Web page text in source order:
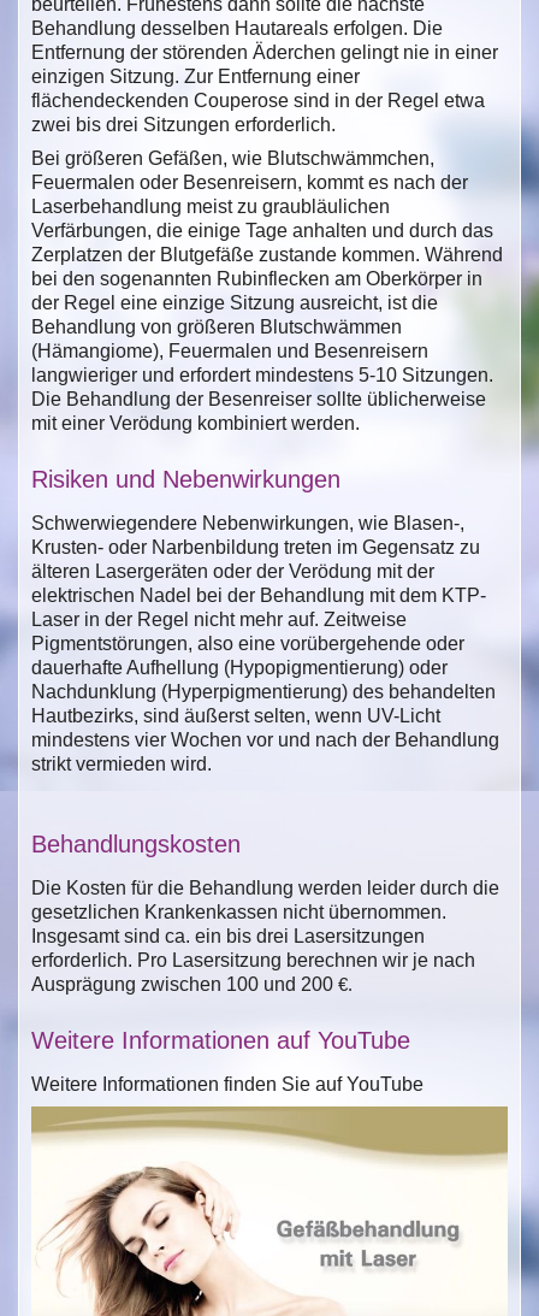
Behandlung desselben Hautareals erfolgen. Die
Entfernung der störenden Äderchen gelingt nie in einer
einzigen Sitzung. Zur Entfernung einer
flächendeckenden Couperose sind in der Regel etwa
zwei bis drei Sitzungen erforderlich.
Bei größeren Gefäßen, wie Blutschwämmchen,
Feuermalen oder Besenreisern, kommt es nach der
Laserbehandlung meist zu graubläulichen
Verfärbungen, die einige Tage anhalten und durch das
Zerplatzen der Blutgefäße zustande kommen. Während
bei den sogenannten Rubinflecken am Oberkörper in
der Regel eine einzige Sitzung ausreicht, ist die
Behandlung von größeren Blutschwämmen
(Hämangiome), Feuermalen und Besenreisern
langwieriger und erfordert mindestens 5-10 Sitzungen.
Die Behandlung der Besenreiser sollte üblicherweise
mit einer Verödung kombiniert werden.
Risiken und Nebenwirkungen
Schwerwiegendere Nebenwirkungen, wie Blasen-,
Krusten- oder Narbenbildung treten im Gegensatz zu
älteren Lasergeräten oder der Verödung mit der
elektrischen Nadel bei der Behandlung mit dem KTP-
Laser in der Regel nicht mehr auf. Zeitweise
Pigmentstörungen, also eine vorübergehende oder
dauerhafte Aufhellung (Hypopigmentierung) oder
Nachdunklung (Hyperpigmentierung) des behandelten
Hautbezirks, sind äußerst selten, wenn UV-Licht
mindestens vier Wochen vor und nach der Behandlung
strikt vermieden wird.
Behandlungskosten
Die Kosten für die Behandlung werden leider durch die
gesetzlichen Krankenkassen nicht übernommen.
Insgesamt sind ca. ein bis drei Lasersitzungen
erforderlich. Pro Lasersitzung berechnen wir je nach
Ausprägung zwischen 100 und 200 €.
Weitere Informationen auf YouTube
Weitere Informationen finden Sie auf YouTube